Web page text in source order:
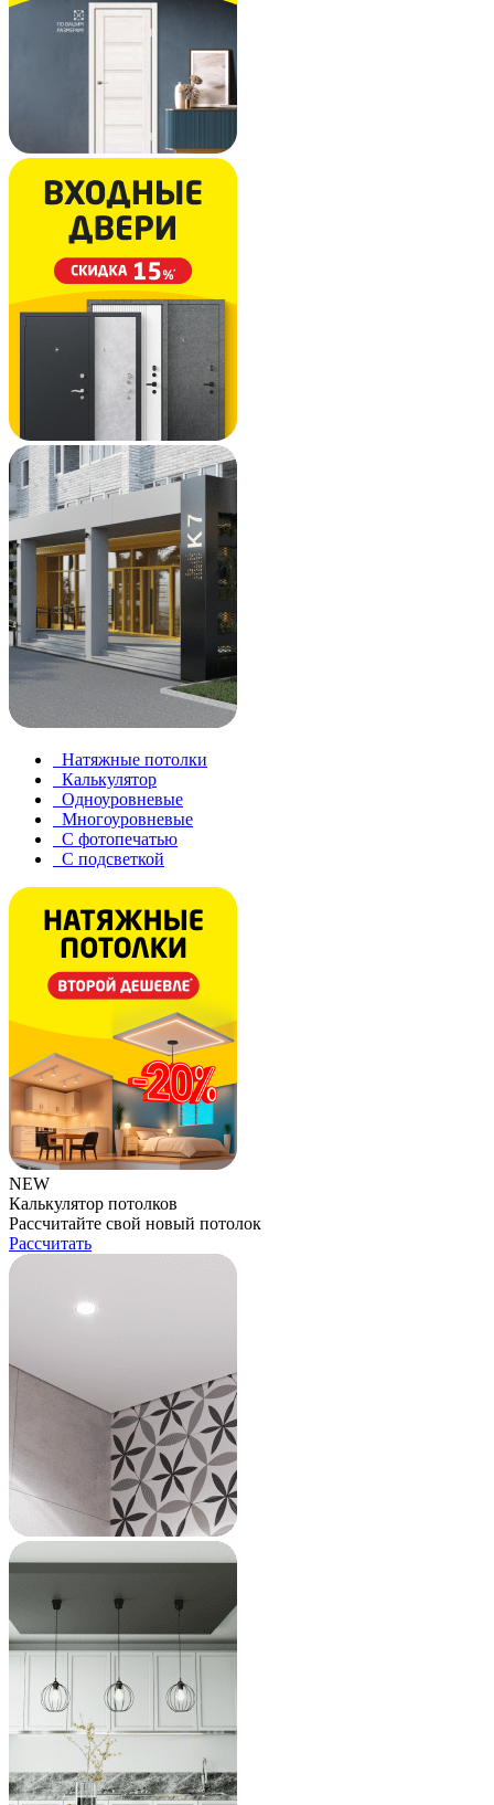
Натяжные потолки
Калькулятор
Одноуровневые
Многоуровневые
С фотопечатью
С подсветкой
NEW
Калькулятор потолков
Рассчитайте свой новый потолок
Рассчитать